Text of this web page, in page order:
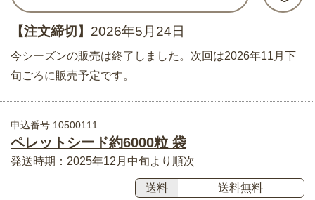
【注文締切】 2026年5月24日
今シーズンの販売は終了しました。次回は2026年11月下
旬ごろに販売予定です。
申込番号:10500111
ペレットシード約6000粒 袋
発送時期：2025年12月中旬より順次
送料
送料無料